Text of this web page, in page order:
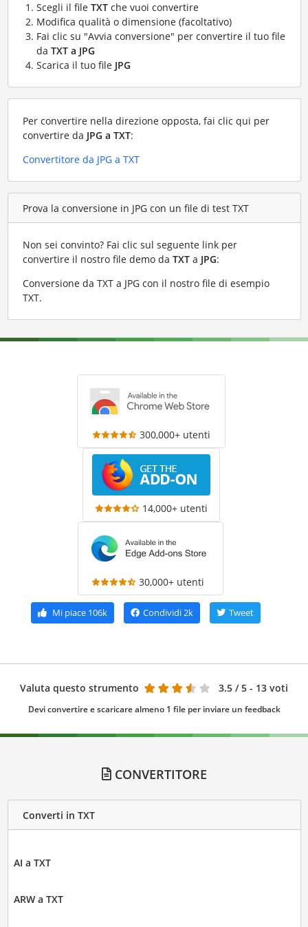
Scegli il file TXTche vuoi convertire
Modifica qualità o dimensione (facoltativo)
Fai clic su "Avvia conversione" per convertire il tuo file
da TXT a JPG
Scarica il tuo file JPG
Per convertire nella direzione opposta, fai clic qui per
convertire da JPG a TXT:
Convertitore da JPG a TXT
Prova la conversione in JPG con un file di test TXT
Non sei convinto? Fai clic sul seguente link per
convertire il nostro file demo da TXTa JPG:
Conversione da TXT a JPG con il nostro file di esempio
TXT.
300,000+ utenti
14,000+ utenti
30,000+ utenti
Mi piace 106k Condividi2k Tweet
Valuta questo strumento 3.5 / 5 - 13 voti
Devi convertire e scaricare almeno 1 file per inviare un feedback
CONVERTITORE
Converti in TXT
AI a TXT
ARW a TXT